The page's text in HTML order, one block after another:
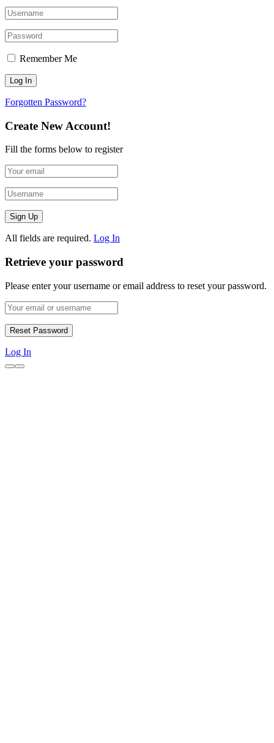
Remember Me
Forgotten Password?
Create New Account!
Fill the forms below to register
All fields are required. Log In
Retrieve your password
Please enter your username or email address to reset your password.
Log In